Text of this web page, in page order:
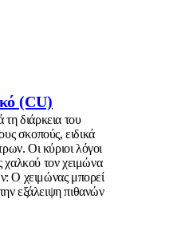
(CU)
διάρκεια του
σκοπούς, ειδικά
Οι κύριοι λόγοι
τον χειμώνα
Ο χειμώνας μπορεί
εξάλειψη πιθανών